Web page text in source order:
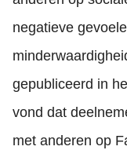
negatieve
gepubliceerd in
vond dat
met anderen op